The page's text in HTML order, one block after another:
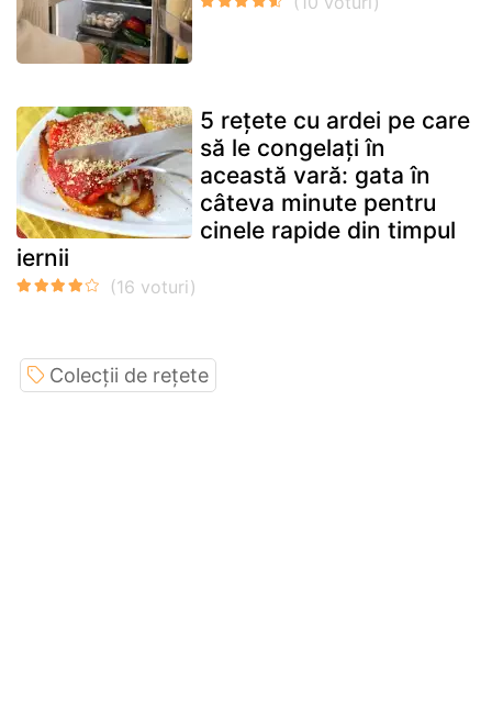
5 rețete cu ardei pe care
să le congelați în
această vară: gata în
câteva minute pentru
cinele rapide din timpul
iernii
Colecții de rețete